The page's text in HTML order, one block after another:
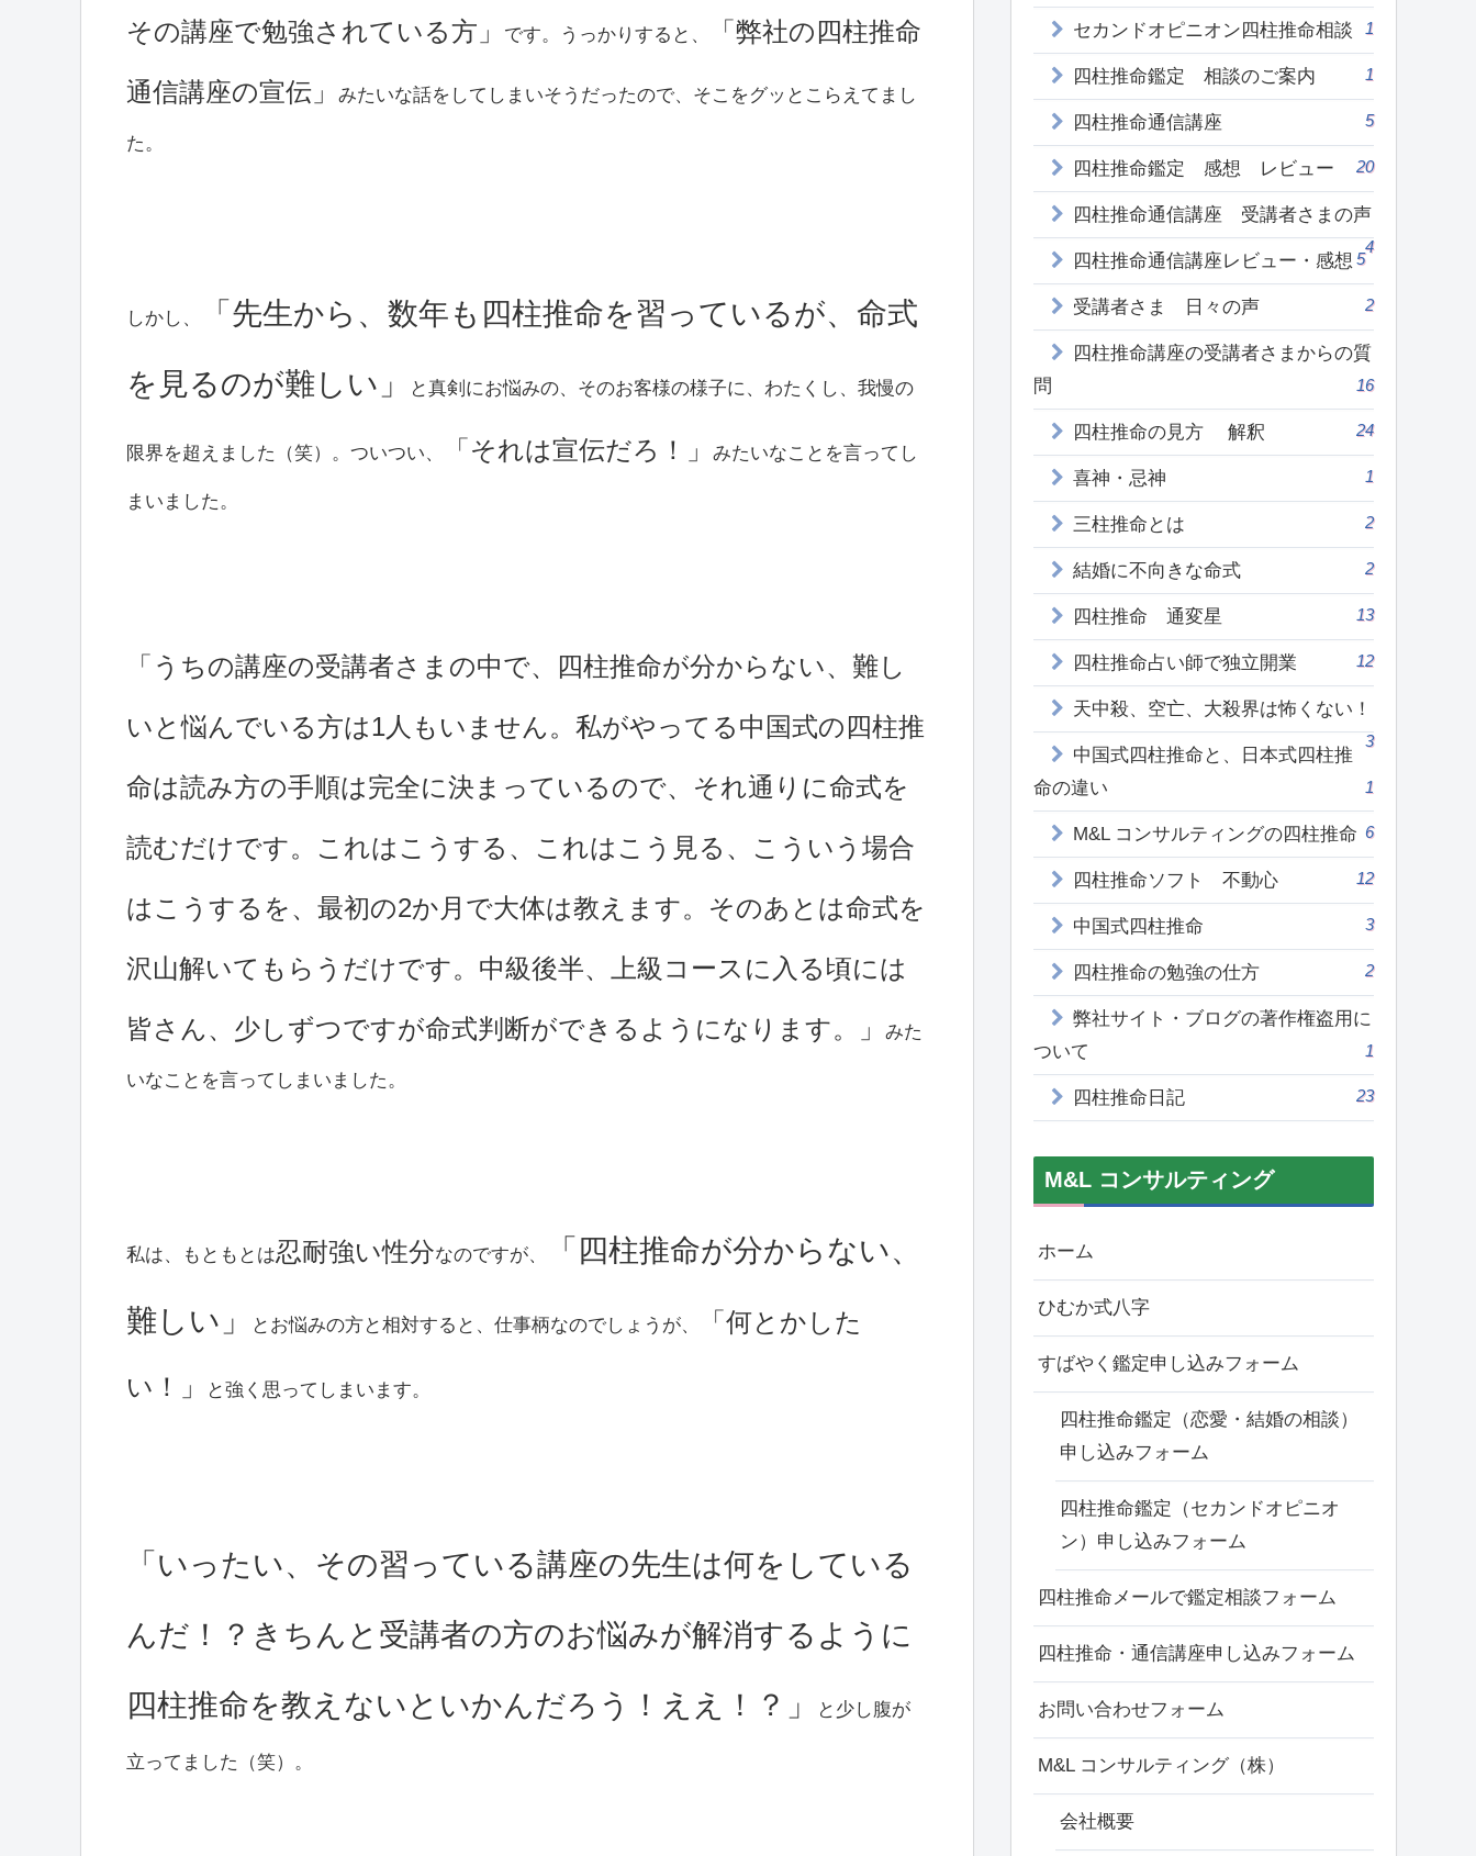
その講座で勉強されている方」 です。うっかりすると、 「弊社の四柱推命
通信講座の宣伝」 みたいな話をしてしまいそうだったので、そこをグッとこらえてまし
た。
しかし、 「先生から、数年も四柱推命を習っているが、命式
を見るのが難しい」 と真剣にお悩みの、そのお客様の様子に、わたくし、我慢の
限界を超えました（笑）。ついつい、 「それは宣伝だろ！」 みたいなことを言ってし
まいました。
「うちの講座の受講者さまの中で、四柱推命が分からない、難し
いと悩んでいる方は1人もいません。私がやってる中国式の四柱推
命は読み方の手順は完全に決まっているので、それ通りに命式を
読むだけです。これはこうする、これはこう見る、こういう場合
はこうするを、最初の2か月で大体は教えます。そのあとは命式を
沢山解いてもらうだけです。中級後半、上級コースに入る頃には
皆さん、少しずつですが命式判断ができるようになります。」 みた
いなことを言ってしまいました。
私は、もともとは忍耐強い性分なのですが、 「四柱推命が分からない、
難しい」 とお悩みの方と相対すると、仕事柄なのでしょうが、 「何とかした
い！」 と強く思ってしまいます。
「いったい、その習っている講座の先生は何をしている
んだ！？きちんと受講者の方のお悩みが解消するように
四柱推命を教えないといかんだろう！ええ！？」 と少し腹が
立ってました（笑）。
セカンドオピニオン四柱推命相談 1
四柱推命鑑定 相談のご案内 1
四柱推命通信講座 5
四柱推命鑑定 感想 レビュー 20
四柱推命通信講座 受講者さまの声
4
四柱推命通信講座レビュー・感想 5
受講者さま 日々の声 2
四柱推命講座の受講者さまからの質
問
16
四柱推命の見方 解釈 24
喜神・忌神 1
三柱推命とは 2
結婚に不向きな命式 2
四柱推命 通変星 13
四柱推命占い師で独立開業 12
天中殺、空亡、大殺界は怖くない！
3
中国式四柱推命と、日本式四柱推
命の違い
1
M&L コンサルティングの四柱推命 6
四柱推命ソフト 不動心 12
中国式四柱推命 3
四柱推命の勉強の仕方 2
弊社サイト・ブログの著作権盗用に
ついて
1
四柱推命日記 23
M&L コンサルティング
ホーム
ひむか式八字
すばやく鑑定申し込みフォーム
四柱推命鑑定（恋愛・結婚の相談）
申し込みフォーム
四柱推命鑑定（セカンドオピニオ
ン）申し込みフォーム
四柱推命メールで鑑定相談フォーム
四柱推命・通信講座申し込みフォーム
お問い合わせフォーム
M&L コンサルティング（株）
会社概要